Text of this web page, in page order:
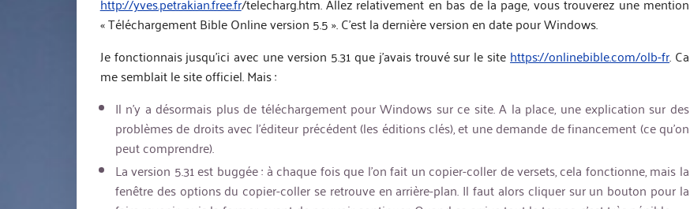
« Téléchargement Bible Online version 5.5 ». C’est la dernière version en date pour Windows.
Je fonctionnais jusqu’ici avec une version 5.31 que j’avais trouvé sur le site https://onlinebible.com/olb-fr. Ca
me semblait le site officiel. Mais :
Il n’y a désormais plus de téléchargement pour Windows sur ce site. A la place, une explication sur des
problèmes de droits avec l’éditeur précédent (les éditions clés), et une demande de financement (ce qu’on
peut comprendre).
La version 5.31 est buggée : à chaque fois que l’on fait un copier-coller de versets, cela fonctionne, mais la
fenêtre des options du copier-coller se retrouve en arrière-plan. Il faut alors cliquer sur un bouton pour la